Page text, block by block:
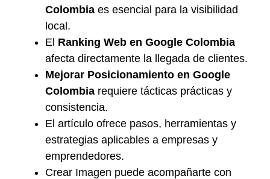
Colombia es esencial para la visibilidad
local.
El Ranking Web en Google Colombia
afecta directamente la llegada de clientes.
Mejorar Posicionamiento en Google
Colombia requiere tácticas prácticas y
consistencia.
El artículo ofrece pasos, herramientas y
estrategias aplicables a empresas y
emprendedores.
Crear Imagen puede acompañarte con